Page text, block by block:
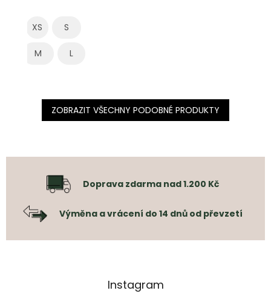
XS S
M L
ZOBRAZIT VŠECHNY PODOBNÉ PRODUKTY
Doprava zdarma nad 1.200 Kč
Výměna a vrácení do 14 dnů od převzetí
Instagram